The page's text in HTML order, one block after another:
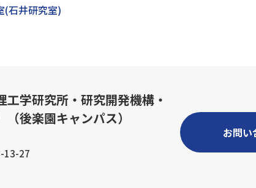
(石井研究室)
工学研究所・研究開発機構・
後楽園キャンパス）
13-27
お問い